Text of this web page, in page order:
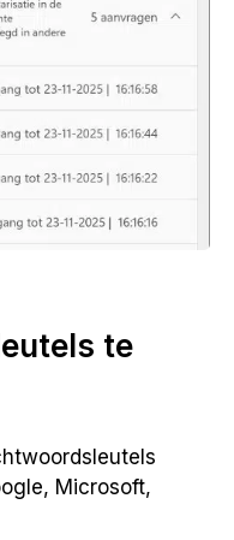
te
Microsoft,